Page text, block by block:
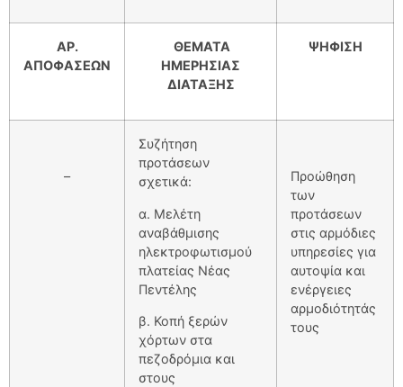
ΑΡ.
ΑΠΟΦΑΣΕΩΝ
ΘΕΜΑΤΑ
ΗΜΕΡΗΣΙΑΣ
ΔΙΑΤΑΞΗΣ
ΨΗΦΙΣΗ
–
Συζήτηση
προτάσεων
σχετικά:
α. Μελέτη
αναβάθμισης
ηλεκτροφωτισμού
πλατείας Νέας
Πεντέλης
β. Κοπή ξερών
χόρτων στα
πεζοδρόμια και
στους
Προώθηση
των
προτάσεων
στις αρμόδιες
υπηρεσίες για
αυτοψία και
ενέργειες
αρμοδιότητάς
τους